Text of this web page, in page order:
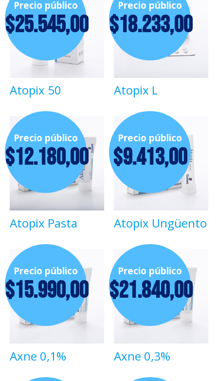
Precio público
$25.545,00
Atopix 50
Precio público
$18.233,00
Atopix L
Precio público
$12.180,00
Atopix Pasta
Precio público
$9.413,00
Atopix Ungüento
Precio público
$15.990,00
Axne 0,1%
Precio público
$21.840,00
Axne 0,3%